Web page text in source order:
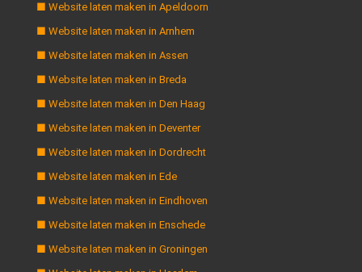
■ Website laten maken in Apeldoorn
■ Website laten maken in Arnhem
■ Website laten maken in Assen
■ Website laten maken in Breda
■ Website laten maken in Den Haag
■ Website laten maken in Deventer
■ Website laten maken in Dordrecht
■ Website laten maken in Ede
■ Website laten maken in Eindhoven
■ Website laten maken in Enschede
■ Website laten maken in Groningen